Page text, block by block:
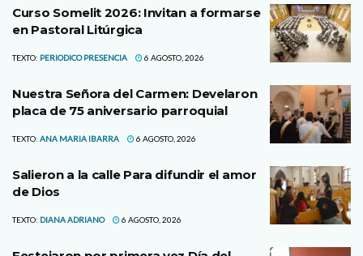
Curso Somelit 2026: Invitan a formarse
en Pastoral Litúrgica
TEXTO: PERIODICO PRESENCIA 6 AGOSTO, 2026
Nuestra Señora del Carmen: Develaron
placa de 75 aniversario parroquial
TEXTO: ANA MARIA IBARRA 6 AGOSTO, 2026
Salieron a la calle Para difundir el amor
de Dios
TEXTO: DIANA ADRIANO 6 AGOSTO, 2026